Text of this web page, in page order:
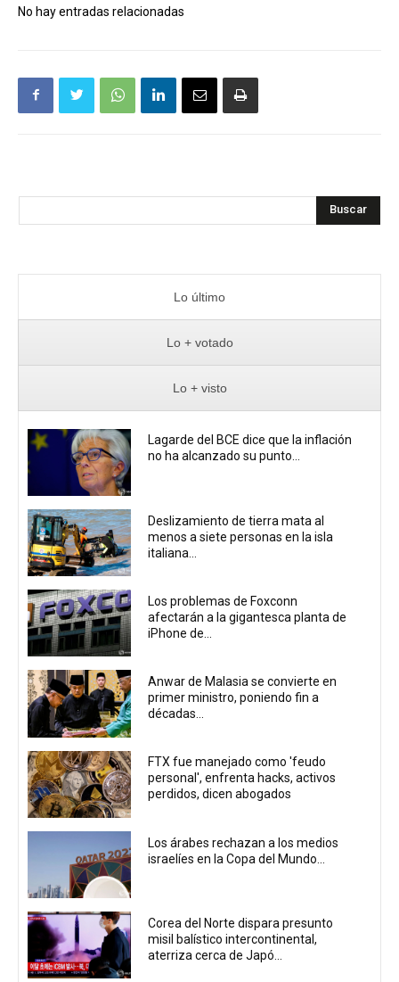
No hay entradas relacionadas
Buscar
Lo último
Lo + votado
Lo + visto
Lagarde del BCE dice que la inflación
no ha alcanzado su punto...
Deslizamiento de tierra mata al
menos a siete personas en la isla
italiana...
Los problemas de Foxconn
afectarán a la gigantesca planta de
iPhone de...
Anwar de Malasia se convierte en
primer ministro, poniendo fin a
décadas...
FTX fue manejado como 'feudo
personal', enfrenta hacks, activos
perdidos, dicen abogados
Los árabes rechazan a los medios
israelíes en la Copa del Mundo...
Corea del Norte dispara presunto
misil balístico intercontinental,
aterriza cerca de Japó...